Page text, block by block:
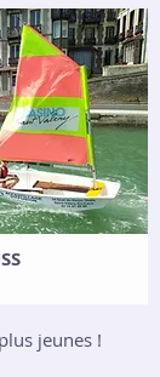
jeunes !